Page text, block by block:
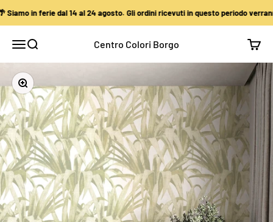
Vai al contenuto
in ferie dal 14 al 24 agosto. Gli ordini ricevuti in questo periodo verranno
Apri il menu di navigazione
Mostra il menu di ricercaCentro Colori Borgo
Ingrandisci immagine